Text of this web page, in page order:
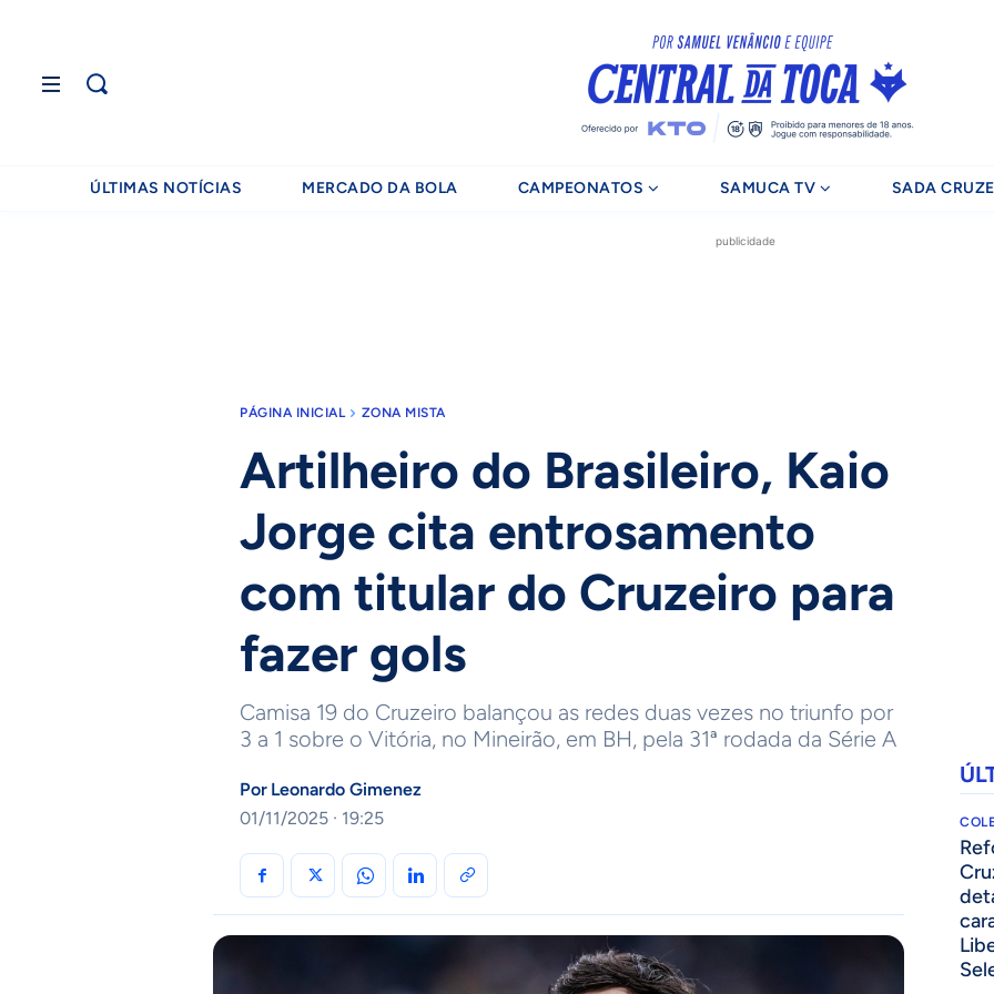
ÚLTIMAS NOTÍCIAS MERCADO DA BOLA CAMPEONATOS SAMUCA TV SADA
publicidade
PÁGINA INICIAL ZONA MISTA
Artilheiro do Brasileiro, Kaio
Jorge cita entrosamento
com titular do Cruzeiro para
fazer gols
Camisa 19 do Cruzeiro balançou as redes duas vezes no triunfo por
3 a 1 sobre o Vitória, no Mineirão, em BH, pela 31ª rodada da Série A
Por Leonardo Gimenez
01/11/2025 · 19:25